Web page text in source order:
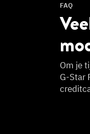
FAQ
Om je
G-Star